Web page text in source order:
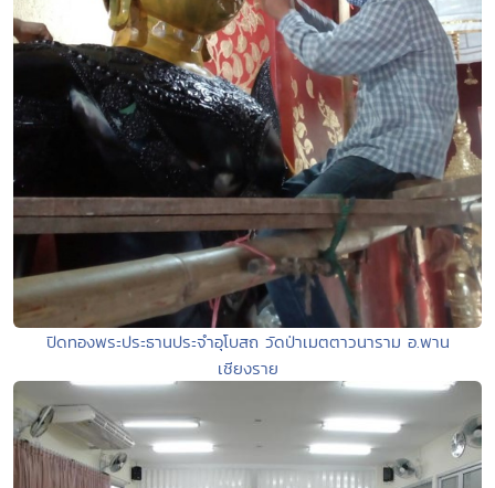
ปิดทองพระประธานประจำอุโบสถ วัดป่าเมตตาวนาราม อ.พาน
เชียงราย